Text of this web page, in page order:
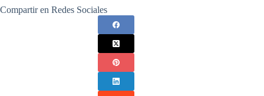
Compartir en Redes Sociales